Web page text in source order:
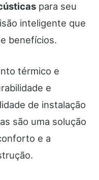
para seu
inteligente que
benefícios.
térmico e
e
de instalação
são uma solução
e a